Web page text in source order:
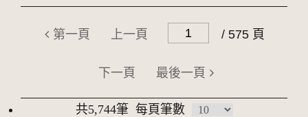
第一頁 上一頁 / 575 頁
下一頁 最後一頁
共5,744筆 每頁筆數